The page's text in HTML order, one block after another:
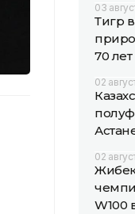
03
Тигр
70 лет
02
02
W100